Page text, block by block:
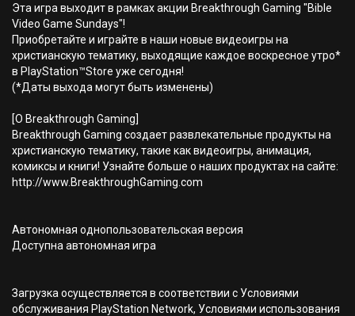
Эта игра выходит в рамках акции Breakthrough Gaming "Bible
Video Game Sundays"!
Приобретайте и играйте в наши новые видеоигры на
христианскую тематику, выходящие каждое воскресное утро*
в PlayStation™Store уже сегодня!
(*Даты выхода могут быть изменены)
[О Breakthrough Gaming]
Breakthrough Gaming создает развлекательные продукты на
христианскую тематику, такие как видеоигры, анимация,
комиксы и книги! Узнайте больше о наших продуктах на сайте:
http://www.BreakthroughGaming.com
Автономная однопользовательская версия
Доступна автономная игра
Загрузка осуществляется в соответствии с Условиями
обслуживания PlayStation Network, Условиями использования